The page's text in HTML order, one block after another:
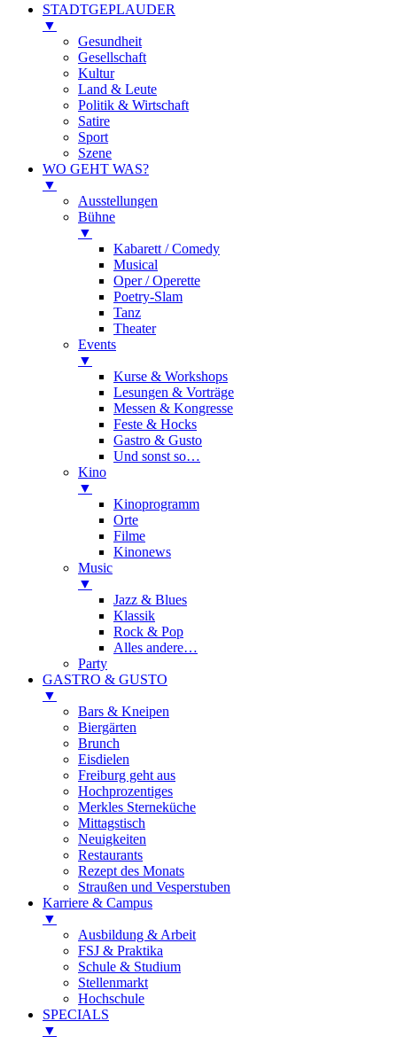
STADTGEPLAUDER
▼
Gesundheit
Gesellschaft
Kultur
Land & Leute
Politik & Wirtschaft
Satire
Sport
Szene
WO GEHT WAS?
▼
Ausstellungen
Bühne
▼
Kabarett / Comedy
Musical
Oper / Operette
Poetry-Slam
Tanz
Theater
Events
▼
Kurse & Workshops
Lesungen & Vorträge
Messen & Kongresse
Feste & Hocks
Gastro & Gusto
Und sonst so…
Kino
▼
Kinoprogramm
Orte
Filme
Kinonews
Music
▼
Jazz & Blues
Klassik
Rock & Pop
Alles andere…
Party
GASTRO & GUSTO
▼
Bars & Kneipen
Biergärten
Brunch
Eisdielen
Freiburg geht aus
Hochprozentiges
Merkles Sterneküche
Mittagstisch
Neuigkeiten
Restaurants
Rezept des Monats
Straußen und Vesperstuben
Karriere & Campus
▼
Ausbildung & Arbeit
FSJ & Praktika
Schule & Studium
Stellenmarkt
Hochschule
SPECIALS
▼